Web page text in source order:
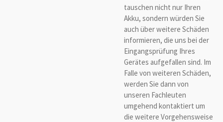
tauschen nicht nur Ihren
Akku, sondern würden Sie
auch über weitere Schäden
informieren, die uns bei der
Eingangsprüfung Ihres
Gerätes aufgefallen sind. Im
Falle von weiteren Schäden,
werden Sie dann von
unseren Fachleuten
umgehend kontaktiert um
die weitere Vorgehensweise